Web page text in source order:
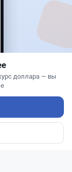
тенге:
акции
доллара — вы